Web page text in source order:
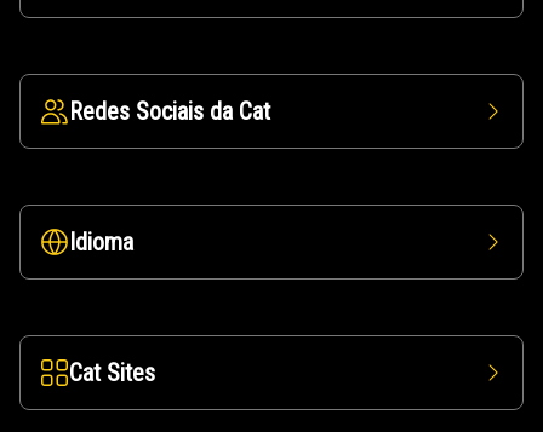
Redes Sociais da Cat
Idioma
Cat Sites